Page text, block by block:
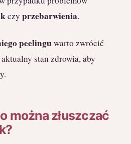
czy przebarwienia.
peelinguwarto zwrócić
stan zdrowia, aby
można złuszczać